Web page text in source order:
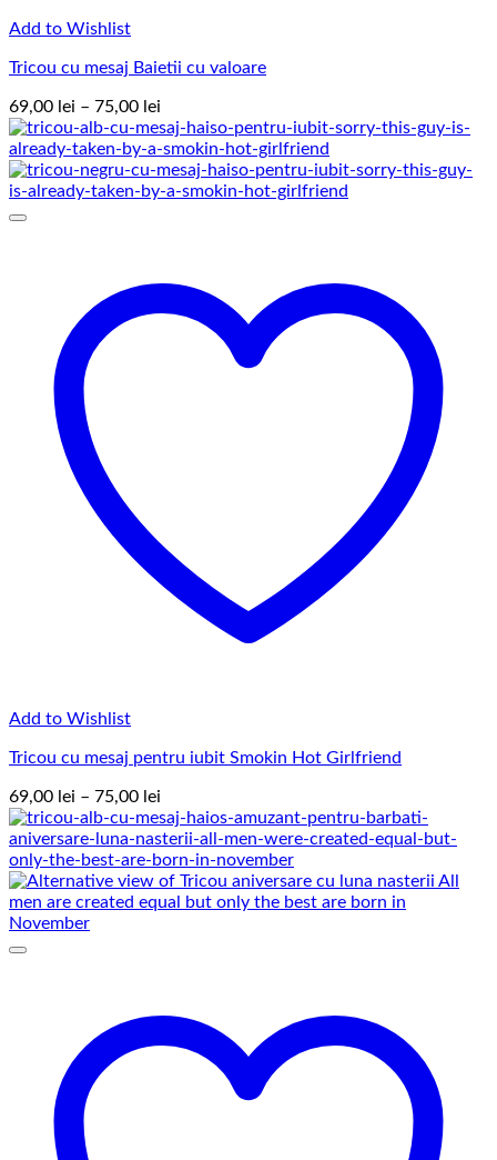
Add to Wishlist
Tricou cu mesaj Baietii cu valoare
69,00 lei – 75,00 lei
de
prețuri:
69,00 lei
până
Add to Wishlist
Tricou cu mesaj pentru iubit Smokin Hot Girlfriend
69,00 lei – 75,00 lei
de
prețuri:
69,00 lei
până
la